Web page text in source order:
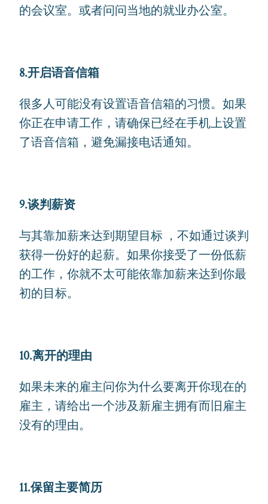
的会议室。或者问问当地的就业办公室。
8.开启语音信箱
很多人可能没有设置语音信箱的习惯。如果
你正在申请工作，请确保已经在手机上设置
了语音信箱，避免漏接电话通知。
9.谈判薪资
与其靠加薪来达到期望目标 ，不如通过谈判
获得一份好的起薪。如果你接受了一份低薪
的工作，你就不太可能依靠加薪来达到你最
初的目标。
10.离开的理由
如果未来的雇主问你为什么要离开你现在的
雇主，请给出一个涉及新雇主拥有而旧雇主
没有的理由。
11.保留主要简历